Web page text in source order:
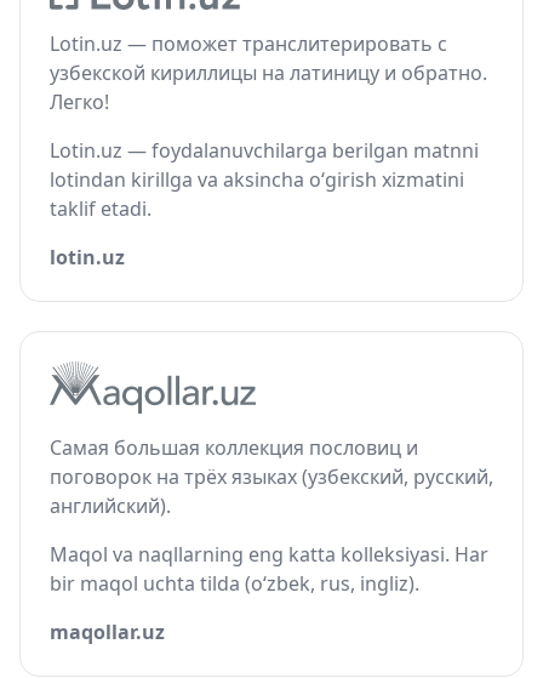
Lotin.uz — поможет транслитерировать с
узбекской кириллицы на латиницу и обратно.
Легко!
Lotin.uz — foydalanuvchilarga berilgan matnni
lotindan kirillga va aksincha o‘girish xizmatini
taklif etadi.
lotin.uz
Самая большая коллекция пословиц и
поговорок на трёх языках (узбекский, русский,
английский).
Maqol va naqllarning eng katta kolleksiyasi. Har
bir maqol uchta tilda (o‘zbek, rus, ingliz).
maqollar.uz